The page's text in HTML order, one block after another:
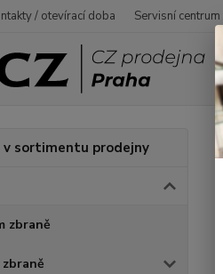
/ otevírací doba Servisní centrum
v sortimentu prodejny
zbraně